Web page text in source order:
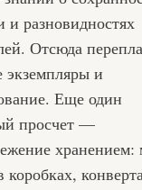
и разновидностях
Отсюда
экземпляры и
Еще один
просчет —
хранением:
коробках,